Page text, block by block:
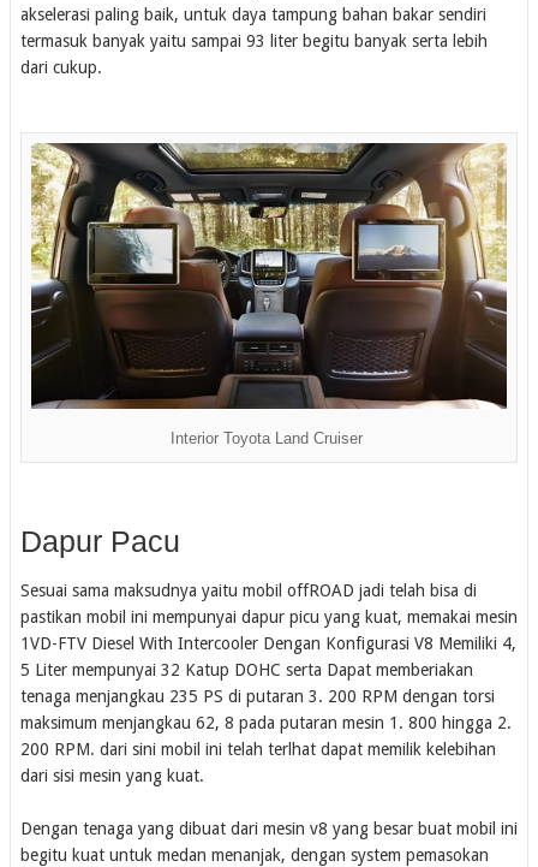
akselerasi paling baik, untuk daya tampung bahan bakar sendiri
termasuk banyak yaitu sampai 93 liter begitu banyak serta lebih
dari cukup.
Interior Toyota Land Cruiser
Dapur Pacu
Sesuai sama maksudnya yaitu mobil offROAD jadi telah bisa di
pastikan mobil ini mempunyai dapur picu yang kuat, memakai mesin
1VD-FTV Diesel With Intercooler Dengan Konfigurasi V8 Memiliki 4,
5 Liter mempunyai 32 Katup DOHC serta Dapat memberiakan
tenaga menjangkau 235 PS di putaran 3. 200 RPM dengan torsi
maksimum menjangkau 62, 8 pada putaran mesin 1. 800 hingga 2.
200 RPM. dari sini mobil ini telah terlhat dapat memilik kelebihan
dari sisi mesin yang kuat.
Dengan tenaga yang dibuat dari mesin v8 yang besar buat mobil ini
begitu kuat untuk medan menanjak, dengan system pemasokan